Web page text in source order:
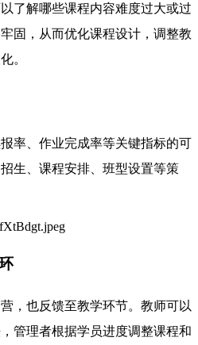
了解哪些课程内容难度过大或过
固，从而优化课程设计，调整教
。
率、作业完成率等关键指标的可
生、课程安排、班型设置等策
，也反馈至教学环节。教师可以
管理者根据学员进度调整课程和